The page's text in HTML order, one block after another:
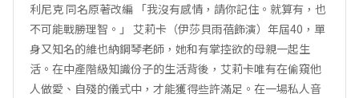
利尼克 同名原著改編 「我沒有感情，請你記住。就算有，也
不可能戰勝理智。」 艾莉卡（伊莎貝雨蓓飾演）年屆40，單
身又知名的維也納鋼琴老師，她和有掌控欲的母親一起生
活。在中產階級知識份子的生活背後，艾莉卡唯有在偷窺他
人做愛、自殘的儀式中，才能獲得些許滿足。在一場私人音